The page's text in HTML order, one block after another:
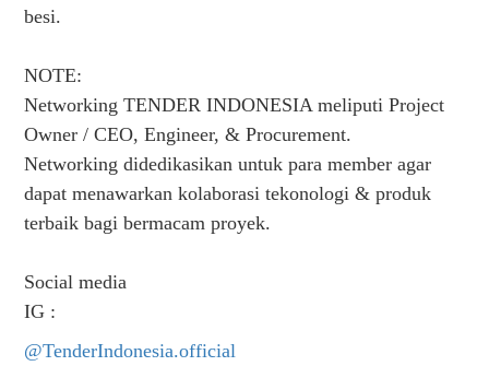
besi.
NOTE:
Networking TENDER INDONESIA meliputi Project
Owner / CEO, Engineer, & Procurement.
Networking didedikasikan untuk para member agar
dapat menawarkan kolaborasi tekonologi & produk
terbaik bagi bermacam proyek.
Social media
IG :
@TenderIndonesia.official